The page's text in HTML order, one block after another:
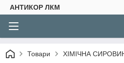
АНТИКОР ЛКМ
Товари ХІМІЧНА